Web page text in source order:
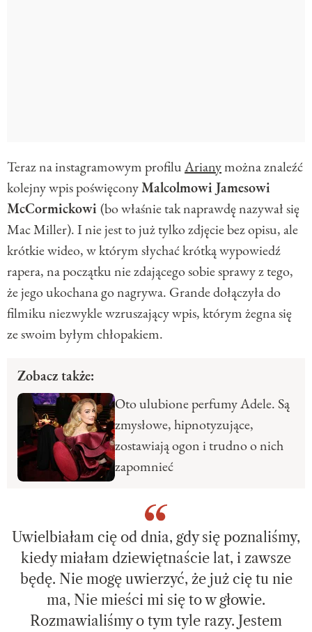
Teraz na instagramowym profiluArianymożna znaleźć
kolejny wpis poświęconyMalcolmowi Jamesowi
McCormickowi (bo właśnie tak naprawdę nazywał się
Mac Miller). I nie jest to już tylko zdjęcie bez opisu, ale
krótkie wideo, w którym słychać krótką wypowiedź
rapera, na początku nie zdającego sobie sprawy z tego,
że jego ukochana go nagrywa. Grande dołączyła do
filmiku niezwykle wzruszający wpis, którym żegna się
ze swoim byłym chłopakiem.
Zobacz także:
Oto ulubione perfumy Adele. Są
zmysłowe, hipnotyzujące,
zostawiają ogon i trudno o nich
zapomnieć
Uwielbiałam cię od dnia, gdy się poznaliśmy,
kiedy miałam dziewiętnaście lat, i zawsze
będę. Nie mogę uwierzyć, że już cię tu nie
ma, Nie mieści mi się to w głowie.
Rozmawialiśmy o tym tyle razy. Jestem